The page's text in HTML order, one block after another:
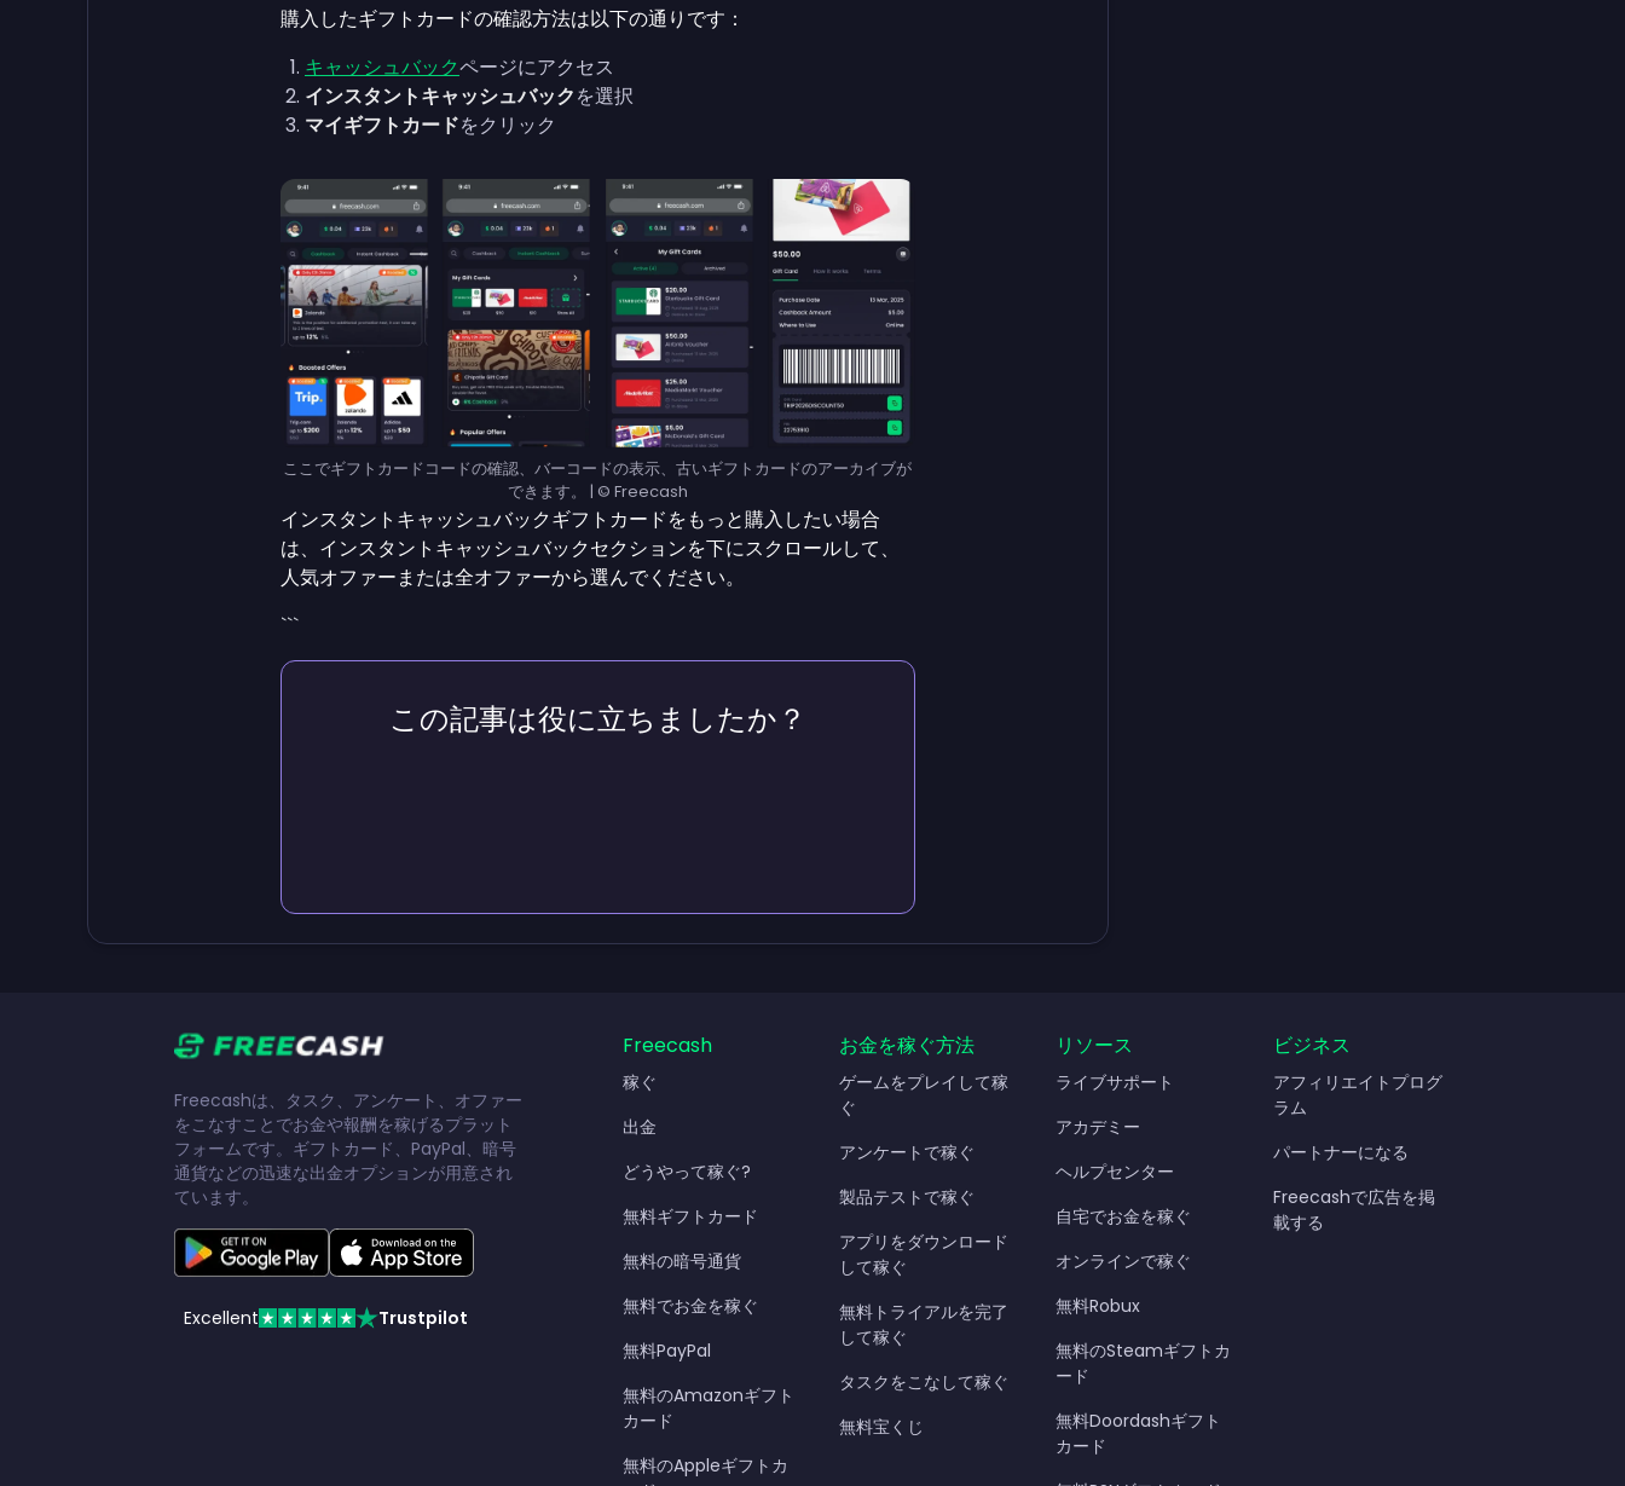
購入したギフトカードの確認方法は以下の通りです：
キャッシュバックページにアクセス
インスタントキャッシュバックを選択
マイギフトカードをクリック
ここでギフトカードコードの確認、バーコードの表示、古いギフトカードのアーカイブが
できます。 | © Freecash
インスタントキャッシュバックギフトカードをもっと購入したい場合
は、インスタントキャッシュバックセクションを下にスクロールして、
人気オファーまたは全オファーから選んでください。
```
この記事は役に立ちましたか？
Freecashは、タスク、アンケート、オファー
をこなすことでお金や報酬を稼げるプラット
フォームです。ギフトカード、PayPal、暗号
通貨などの迅速な出金オプションが用意され
ています。
Excellent Trustpilot
Freecash
稼ぐ
出金
どうやって稼ぐ?
無料ギフトカード
無料の暗号通貨
無料でお金を稼ぐ
無料PayPal
無料のAmazonギフト
カード
無料のAppleギフトカ
お金を稼ぐ方法
ゲームをプレイして稼
ぐ
アンケートで稼ぐ
製品テストで稼ぐ
アプリをダウンロード
して稼ぐ
無料トライアルを完了
して稼ぐ
タスクをこなして稼ぐ
無料宝くじ
リソース
ライブサポート
アカデミー
ヘルプセンター
自宅でお金を稼ぐ
オンラインで稼ぐ
無料Robux
無料のSteamギフトカ
ード
無料Doordashギフト
カード
ビジネス
アフィリエイトプログ
ラム
パートナーになる
Freecashで広告を掲
載する